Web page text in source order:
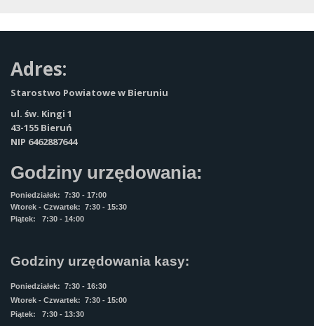
Adres:
Starostwo Powiatowe w Bieruniu
ul. św. Kingi 1
43-155 Bieruń
NIP 6462887644
Godziny urzędowania:
Poniedziałek: 7:30 - 17:00
Wtorek - Czwartek: 7:30 - 15:30
Piątek: 7:30 - 14:00
Godziny urzędowania kasy:
Poniedziałek: 7:30 - 16:30
Wtorek - Czwartek: 7:30 - 15:00
Piątek: 7:30 - 13:30